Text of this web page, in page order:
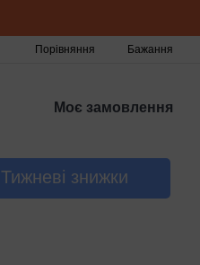
Порівняння Бажання
Моє замовлення
Тижневі знижки